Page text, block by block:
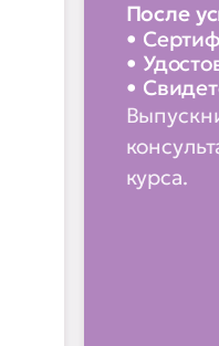
После
курса.